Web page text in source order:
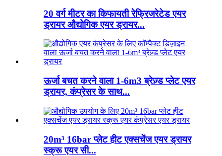
20 वर्ग मीटर का किफायती रेफ्रिजरेटेड एयर
ड्रायर औद्योगिक एयर ड्रायर...
ऊर्जा बचत करने वाला 1-6m3 ब्रेज़्ड प्लेट एयर
ड्रायर, कंप्रेसर के साथ...
20m³ 16bar प्लेट हीट एक्सचेंज एयर ड्रायर
स्क्रू एयर सी...